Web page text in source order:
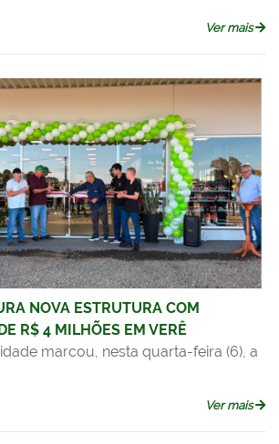
Ver mais
NOVA ESTRUTURA COM
R$ 4 MILHÕES EM VERÊ
marcou, nesta quarta-feira (6), a
Ver mais